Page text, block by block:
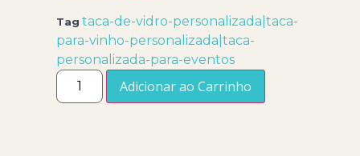
Tag taca-de-vidro-personalizada|taca-
para-vinho-personalizada|taca-
personalizada-para-eventos
Adicionar ao Carrinho